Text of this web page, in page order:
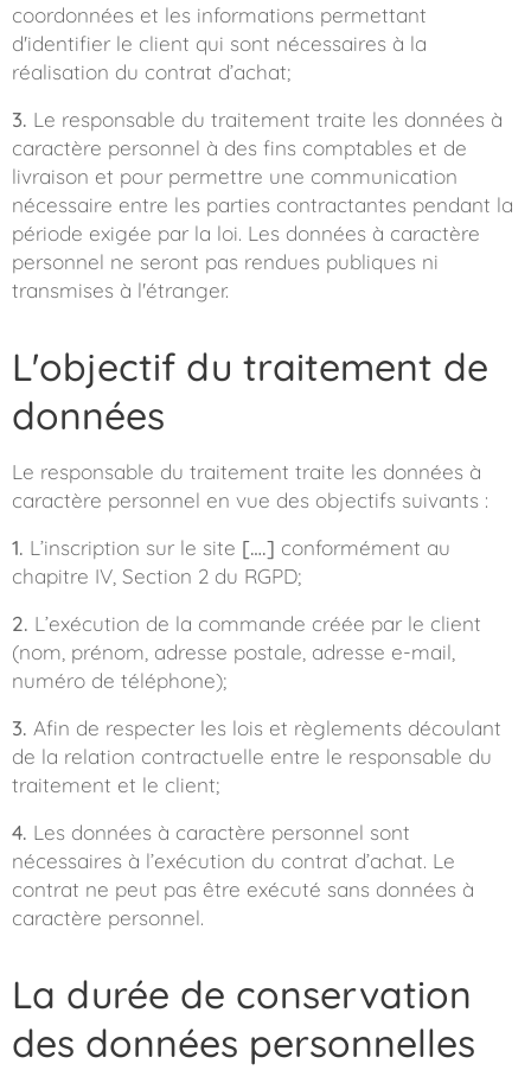
coordonnées et les informations permettant
d'identifier le client qui sont nécessaires à la
réalisation du contrat d’achat;
3. Le responsable du traitement traite les données à
caractère personnel à des fins comptables et de
livraison et pour permettre une communication
nécessaire entre les parties contractantes pendant la
période exigée par la loi. Les données à caractère
personnel ne seront pas rendues publiques ni
transmises à l'étranger.
L'objectif du traitement de
données
Le responsable du traitement traite les données à
caractère personnel en vue des objectifs suivants :
1. L’inscription sur le site [….] conformément au
chapitre IV, Section 2 du RGPD;
2. L’exécution de la commande créée par le client
(nom, prénom, adresse postale, adresse e-mail,
numéro de téléphone);
3. Afin de respecter les lois et règlements découlant
de la relation contractuelle entre le responsable du
traitement et le client;
4. Les données à caractère personnel sont
nécessaires à l’exécution du contrat d’achat. Le
contrat ne peut pas être exécuté sans données à
caractère personnel.
La durée de conservation
des données personnelles